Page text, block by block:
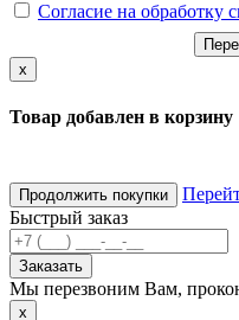
Согласие на обработку
x
Товар добавлен в корзину
Продолжить покупки
Быстрый заказ
Заказать
Мы перезвоним Вам,
x